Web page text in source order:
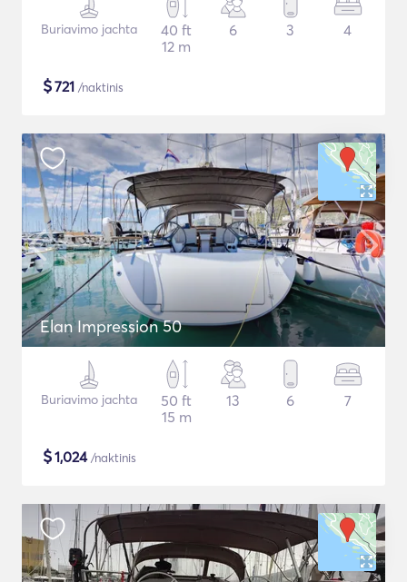
Buriavimo jachta
40 ft
12 m
6 3 4
$721 /naktinis
Elan Impression 50
Buriavimo jachta
50 ft
15 m
13 6 7
$1,024/naktinis